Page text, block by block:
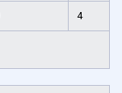
4